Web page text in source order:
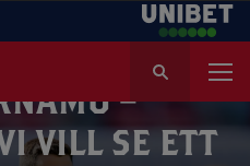
k
e
f
–
VILL SE ETT